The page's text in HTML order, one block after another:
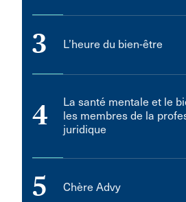
3 L’heure du bien-être
4
La santé mentale et le
les membres de la
juridique
5 Chère Advy